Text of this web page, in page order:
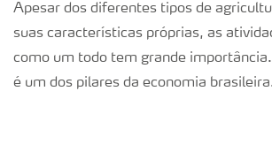
Apesar dos diferentes tipos de
suas características próprias, as
como um todo tem grande
é um dos pilares da economia